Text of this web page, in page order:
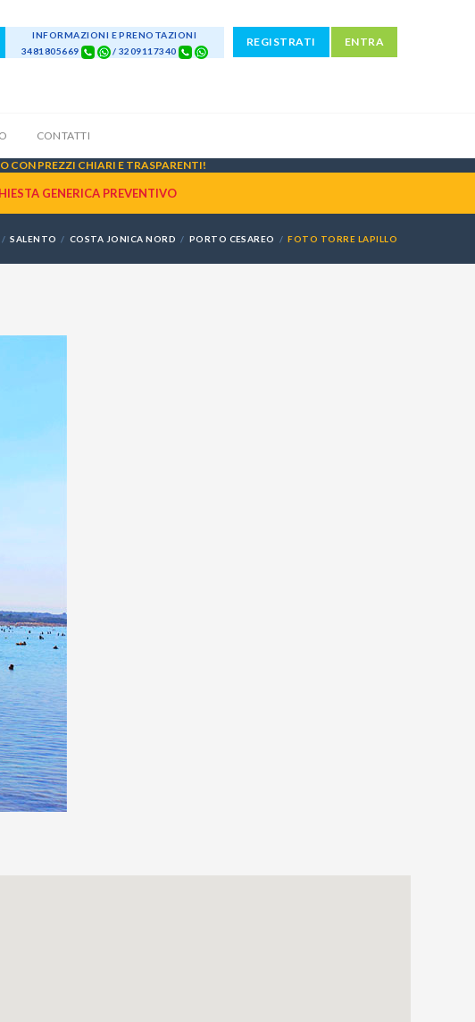
REGISTRATI ENTRA
INFORMAZIONI E PRENOTAZIONI
3481805669
/ 3209117340
CONTATTI
CON PREZZI CHIARI E TRASPARENTI!
GENERICA PREVENTIVO
SALENTO COSTA JONICA NORD PORTO CESAREO FOTO TORRE LAPILLO